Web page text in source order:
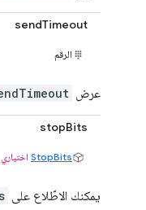
sendTimeout
الرقم
عرض
stopBits
StopBits اختياري
يمكنك الاطّلاع على